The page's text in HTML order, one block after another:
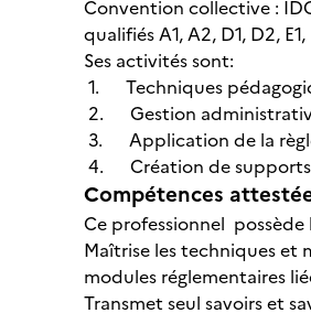
Convention collective :
qualifiés A1, A2, D1, D2, E1,
Ses activités sont:
1. Techniques
2. Gestion
3. Application de la
4. Création de supports
Compétences
Ce professionnel
Maîtrise les techniques et
modules réglementaires
Transmet seul savoirs et